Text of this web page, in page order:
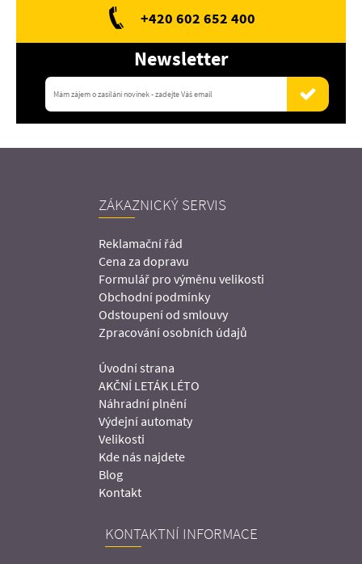
+420 602 652 400
Newsletter
ZÁKAZNICKÝ SERVIS
Reklamační řád
Cena za dopravu
Formulář pro výměnu velikosti
Obchodní podmínky
Odstoupení od smlouvy
Zpracování osobních údajů
Úvodní strana
AKČNÍ LETÁK LÉTO
Náhradní plnění
Výdejní automaty
Velikosti
Kde nás najdete
Blog
Kontakt
KONTAKTNÍ INFORMACE